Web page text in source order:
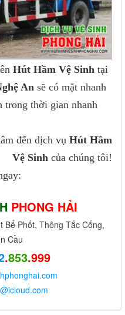
Hút Hầm Vệ Sinh tại
An sẽ có mặt nhanh
trong thời gian nhanh
đến dịch vụ Hút Hầm
Vệ Sinh của chúng tôi!
PHONG HẢI
Bể Phốt, Thông Tắc Cống,
Cầu
.853.999